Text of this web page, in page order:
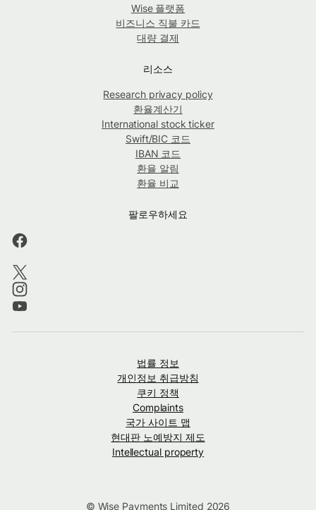
Wise 플랫폼
비즈니스 직불 카드
대량 결제
리소스
Research privacy policy
환율계산기
International stock ticker
Swift/BIC 코드
IBAN 코드
환율 알림
환율 비교
팔로우하세요
법률 정보
개인정보 취급방침
쿠키 정책
Complaints
국가 사이트 맵
현대판 노예방지 제도
Intellectual property
© Wise Payments Limited 2026